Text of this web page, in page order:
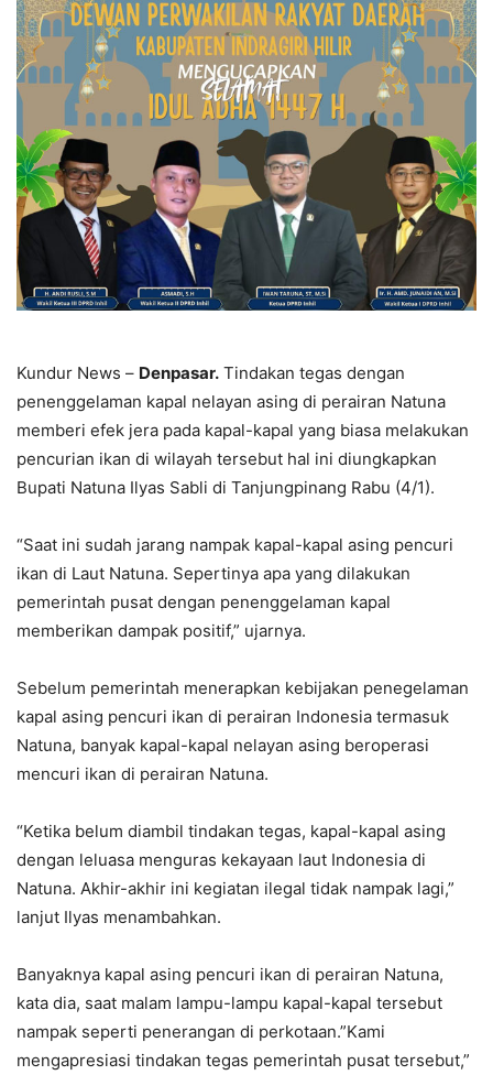
Kundur News – Denpasar. Tindakan tegas dengan
penenggelaman kapal nelayan asing di perairan Natuna
memberi efek jera pada kapal-kapal yang biasa melakukan
pencurian ikan di wilayah tersebut hal ini diungkapkan
Bupati Natuna Ilyas Sabli di Tanjungpinang Rabu (4/1).
“Saat ini sudah jarang nampak kapal-kapal asing pencuri
ikan di Laut Natuna. Sepertinya apa yang dilakukan
pemerintah pusat dengan penenggelaman kapal
memberikan dampak positif,” ujarnya.
Sebelum pemerintah menerapkan kebijakan penegelaman
kapal asing pencuri ikan di perairan Indonesia termasuk
Natuna, banyak kapal-kapal nelayan asing beroperasi
mencuri ikan di perairan Natuna.
“Ketika belum diambil tindakan tegas, kapal-kapal asing
dengan leluasa menguras kekayaan laut Indonesia di
Natuna. Akhir-akhir ini kegiatan ilegal tidak nampak lagi,”
lanjut Ilyas menambahkan.
Banyaknya kapal asing pencuri ikan di perairan Natuna,
kata dia, saat malam lampu-lampu kapal-kapal tersebut
nampak seperti penerangan di perkotaan.”Kami
mengapresiasi tindakan tegas pemerintah pusat tersebut,”